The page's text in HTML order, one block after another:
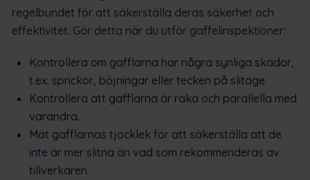
regelbundet för att säkerställa deras säkerhet och
effektivitet. Gör detta när du utför gaffelinspektioner:
Kontrollera om gafflarna har några synliga skador,
t.ex. sprickor, böjningar eller tecken på slitage.
Kontrollera att gafflarna är raka och parallella med
varandra.
Mät gafflarnas tjocklek för att säkerställa att de
inte är mer slitna än vad som rekommenderas av
tillverkaren.